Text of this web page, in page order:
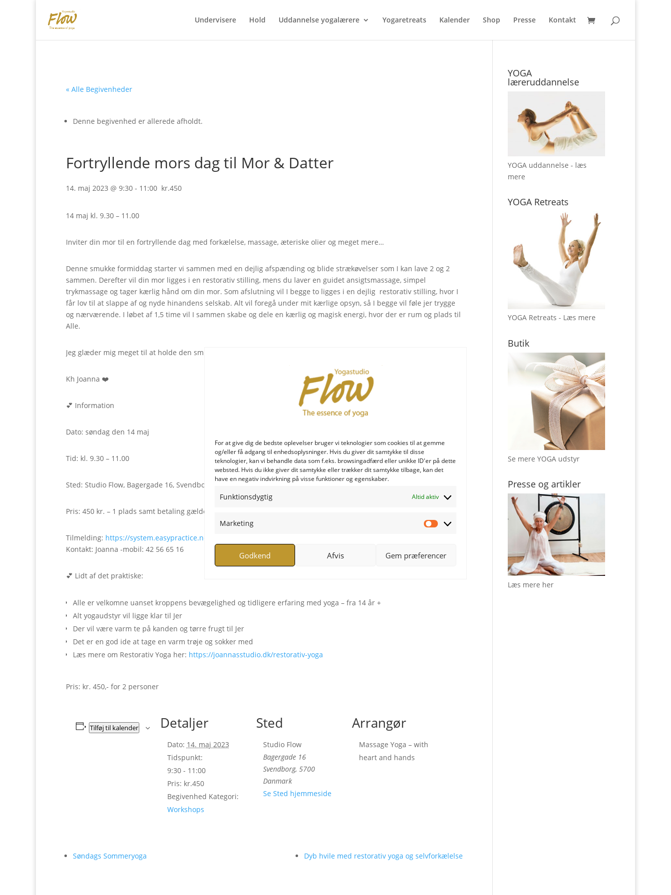
For at give dig de bedste oplevelser bruger vi teknologier som cookies til at gemme
og/eller få adgang til enhedsoplysninger. Hvis du giver dit samtykke til disse
teknologier, kan vi behandle data som f.eks. browsingadfærd eller unikke ID'er på dette
websted. Hvis du ikke giver dit samtykke eller trækker dit samtykke tilbage, kan det
have en negativ indvirkning på visse funktioner og egenskaber.
Funktionsdygtig Altid aktiv
Marketing
Marketing
Godkend Afvis Gem præferencer
Undervisere Hold Uddannelse yogalærere Yogaretreats Kalender Shop Presse Kontakt
« Alle Begivenheder
Denne begivenhed er allerede afholdt.
Fortryllende mors dag til Mor & Datter
14. maj 2023 @ 9:30 - 11:00 kr.450
14 maj kl. 9.30 – 11.00
Inviter din mor til en fortryllende dag med forkælelse, massage, æteriske olier og meget mere…
Denne smukke formiddag starter vi sammen med en dejlig afspænding og blide strækøvelser som I kan lave 2 og 2
sammen. Derefter vil din mor ligges i en restorativ stilling, mens du laver en guidet ansigtsmassage, simpel
trykmassage og tager kærlig hånd om din mor. Som afslutning vil I begge to ligges i en dejlig restorativ stilling, hvor I
får lov til at slappe af og nyde hinandens selskab. Alt vil foregå under mit kærlige opsyn, så I begge vil føle jer trygge
og nærværende. I løbet af 1,5 time vil I sammen skabe og dele en kærlig og magisk energi, hvor der er rum og plads til
Alle.
Jeg glæder mig meget til at holde den smukke workshop på Mors Dag sammen med Jer
Kh Joanna ❤️
💕 Information
Dato: søndag den 14 maj
Tid: kl. 9.30 – 11.00
Sted: Studio Flow, Bagergade 16, Svendborg Tilmelding:
Pris: 450 kr. – 1 plads samt betaling gælder for to personer
Tilmelding: https://system.easypractice.net/event/fortryllende-mors-dag-til-mor-datter-6616f
Kontakt: Joanna -mobil: 42 56 65 16 -mail:
info@joannasstudio.dk
💕 Lidt af det praktiske:
Alle er velkomne uanset kroppens bevægelighed og tidligere erfaring med yoga – fra 14 år +
Alt yogaudstyr vil ligge klar til Jer
Der vil være varm te på kanden og tørre frugt til Jer
Det er en god ide at tage en varm trøje og sokker med
Læs mere om Restorativ Yoga her: https://joannasstudio.dk/restorativ-yoga
Pris: kr. 450,- for 2 personer
Tilføj til kalender Detaljer
Dato: 14. maj 2023
Tidspunkt:
9:30 - 11:00
Pris: kr.450
Begivenhed Kategori:
Workshops
Sted
Studio Flow
Bagergade 16
Svendborg, 5700
Danmark
Se Sted hjemmeside
Arrangør
Massage Yoga – with
heart and hands
Søndags Sommeryoga Dyb hvile med restorativ yoga og selvforkælelse
YOGA
læreruddannelse
YOGA uddannelse - læs
mere
YOGA Retreats
YOGA Retreats - Læs mere
Butik
Se mere YOGA udstyr
Presse og artikler
Læs mere her